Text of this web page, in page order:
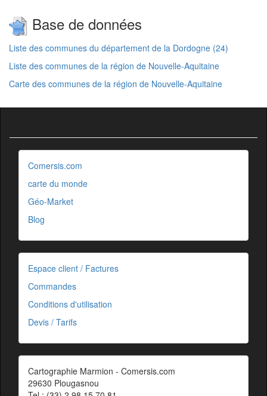
Base de données
Liste des communes du département de la Dordogne (24)
Liste des communes de la région de Nouvelle-Aquitaine
Carte des communes de la région de Nouvelle-Aquitaine
Comersis.com
carte du monde
Géo-Market
Blog
Espace client / Factures
Commandes
Conditions d'utilisation
Devis / Tarifs
Cartographie Marmion - Comersis.com
29630 Plougasnou